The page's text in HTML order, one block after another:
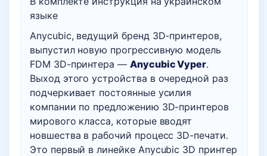
языке
Anycubic, ведущий бренд 3D-принтеров,
выпустил новую прогрессивную модель
FDM 3D-принтера — Anycubic Vyper.
Выход этого устройства в очередной раз
подчеркивает постоянные усилия
компании по предложению 3D-принтеров
мирового класса, которые вводят
новшества в рабочий процесс 3D-печати.
Это первый в линейке Anycubic 3D принтер